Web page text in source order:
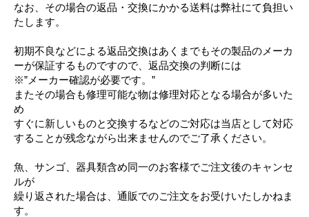
なお、その場合の返品・交換にかかる送料は弊社にて負担い
たします。
初期不良などによる返品交換はあくまでもその製品のメーカ
ーが保証するものですので、返品交換の判断には
※”メーカー確認が必要です。”
またその場合も修理可能な物は修理対応となる場合が多いた
め
すぐに新しいものと交換するなどのご対応は当店として対応
することが残念ながら出来ませんのでご了承ください。
魚、サンゴ、器具類含め同一のお客様でご注文後のキャンセ
ルが
繰り返された場合は、通販でのご注文をお受けいたしかねま
す。